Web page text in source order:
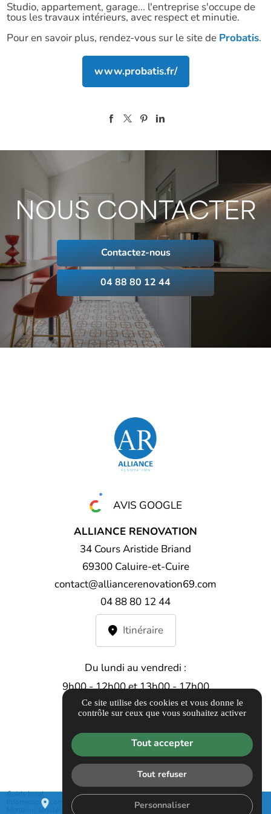
Studio, appartement, garage... l'entreprise s'occupe de
tous les travaux intérieurs, avec respect et minutie.
Pour en savoir plus, rendez-vous sur le site de Probatis.
www.probatis.fr/
NOUS CONTACTER
Contactez-nous
04 88 80 12 44
place mail
AVIS GOOGLE
ALLIANCE RENOVATION
34 Cours Aristide Briand
69300 Caluire-et-Cuire
contact@alliancerenovation69.com
04 88 80 12 44
Itinéraire
Du lundi au vendredi :
9h00 - 12h00 et 13h00 - 17h00
Samedi Fermé
Informations complémentaires
Mentions légales
Ce site utilise des cookies et vous donne le
contrôle sur ceux que vous souhaitez activer
Tout accepter
Tout refuser
Personnaliser